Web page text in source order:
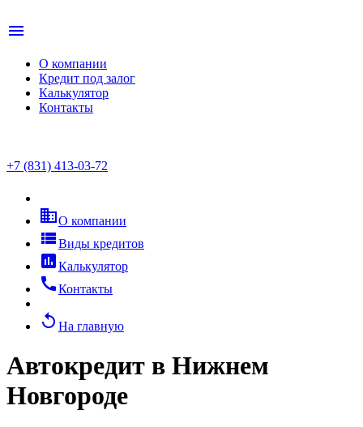
menu
О компании
Кредит под залог
Калькулятор
Контакты
+7 (831) 413-03-72
businessО компании
view_listВиды кредитов
assessmentКалькулятор
callКонтакты
replay На главную
Автокредит в Нижнем
Новгороде